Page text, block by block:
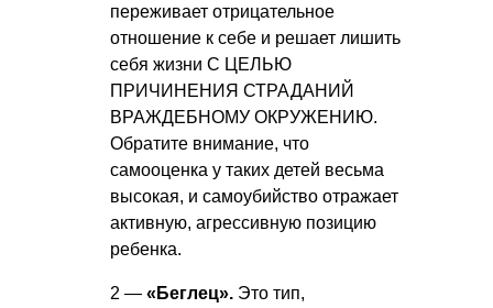
переживает отрицательное
отношение к себе и решает лишить
себя жизни С ЦЕЛЬЮ
ПРИЧИНЕНИЯ СТРАДАНИЙ
ВРАЖДЕБНОМУ ОКРУЖЕНИЮ.
Обратите внимание, что
самооценка у таких детей весьма
высокая, и самоубийство отражает
активную, агрессивную позицию
ребенка.
2 — «Беглец». Это тип,